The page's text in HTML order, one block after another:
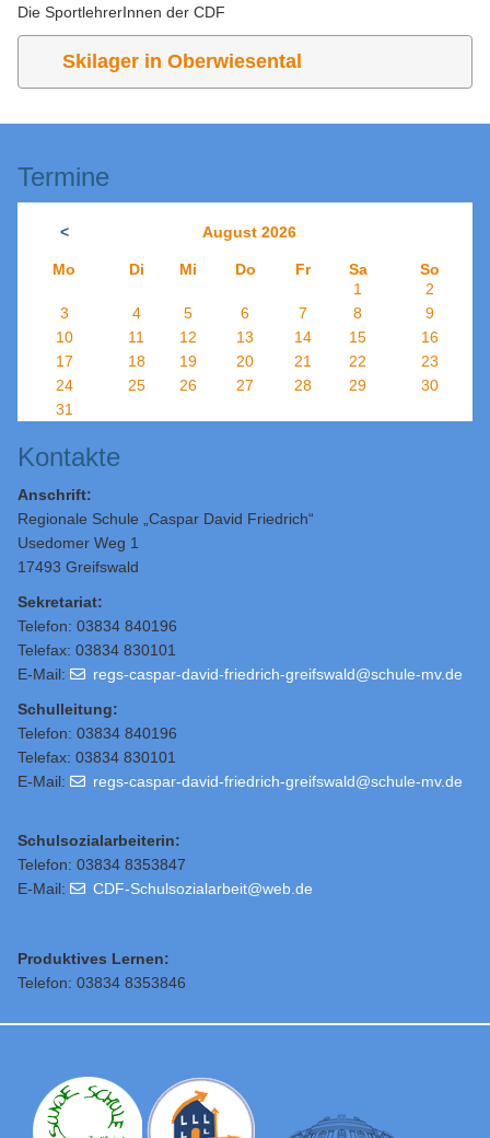
Die SportlehrerInnen der CDF
Skilager in Oberwiesental
Termine
< August 2026
Mo Di Mi Do Fr Sa
So
1
2
3
4 5 6 7 8
9
10
11 12 13 14 15
16
17
18 19 20 21 22
23
24
25 26 27 28 29
30
31
Kontakte
Anschrift:
Regionale Schule „Caspar David Friedrich“
Usedomer Weg 1
17493 Greifswald
Sekretariat:
Telefon: 03834 840196
Telefax: 03834 830101
E-Mail:
regs-caspar-david-friedrich-greifswald@schule-mv.de
Schulleitung:
Telefon: 03834 840196
Telefax: 03834 830101
E-Mail:
regs-caspar-david-friedrich-greifswald@schule-mv.de
Schulsozialarbeiterin:
Telefon: 03834 8353847
E-Mail:
CDF-Schulsozialarbeit@web.de
Produktives Lernen:
Telefon: 03834 8353846